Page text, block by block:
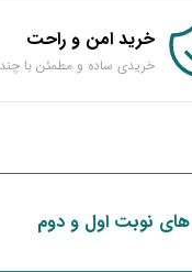
خرید امن و راحت
خریدی ساده و مطمئن با
های نوبت اول و دوم